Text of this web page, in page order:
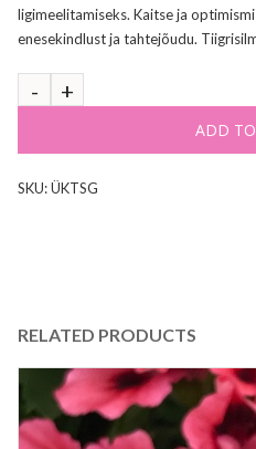
ligimeelitamiseks. Kaitse ja
enesekindlust ja tahtejõudu.
ADD
SKU:ÜKTSG
RELATED PRODUCTS